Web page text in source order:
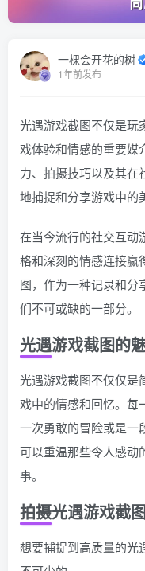
一棵会开花的树
1年前发布
光遇游戏截图不仅是玩
戏体验和情感的重要媒
力、拍摄技巧以及其在
地捕捉和分享游戏中的
在当今流行的社交互动
格和深刻的情感连接赢
图，作为一种记录和分
们不可或缺的一部分。
光遇游戏截图的
光遇游戏截图不仅仅是
戏中的情感和回忆。每
一次勇敢的冒险或是一
可以重温那些令人感动
事。
拍摄光遇游戏截
想要捕捉到高质量的光